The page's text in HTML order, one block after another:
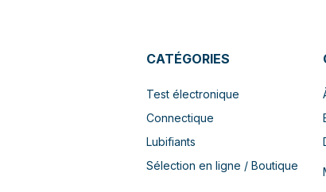
CATÉGORIES
Test électronique
Connectique
Lubifiants
Sélection en ligne / Boutique